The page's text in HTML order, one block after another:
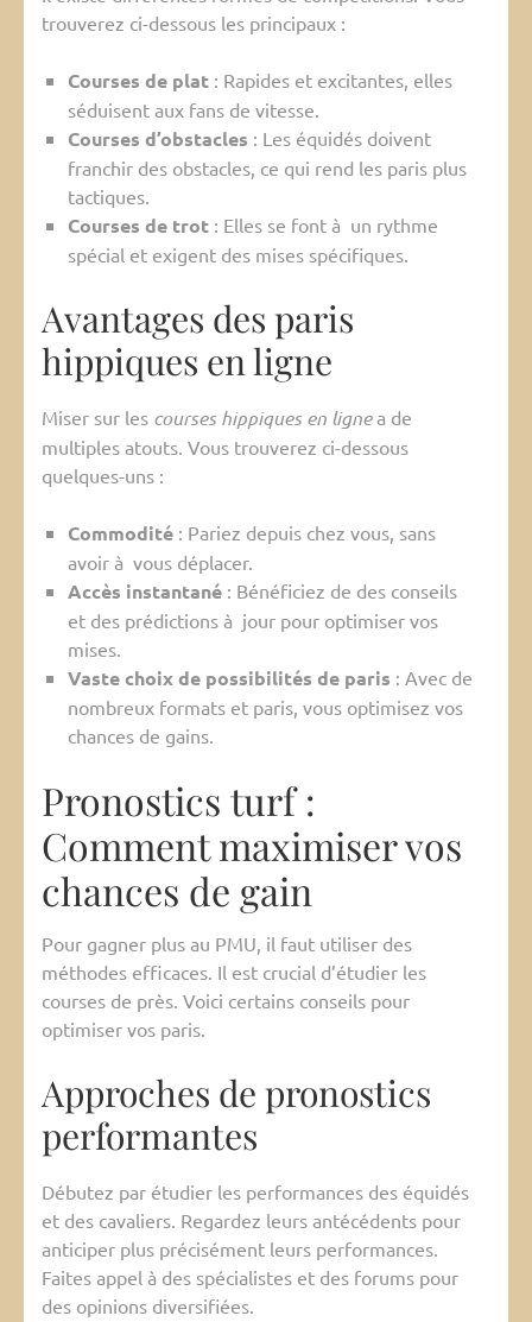
trouverez ci-dessous les principaux :
Courses de plat : Rapides et excitantes, elles
séduisent aux fans de vitesse.
Courses d’obstacles : Les équidés doivent
franchir des obstacles, ce qui rend les paris plus
tactiques.
Courses de trot : Elles se font à un rythme
spécial et exigent des mises spécifiques.
Avantages des paris
hippiques en ligne
Miser sur les courses hippiques en lignea de
multiples atouts. Vous trouverez ci-dessous
quelques-uns :
Commodité : Pariez depuis chez vous, sans
avoir à vous déplacer.
Accès instantané : Bénéficiez de des conseils
et des prédictions à jour pour optimiser vos
mises.
Vaste choix de possibilités de paris : Avec de
nombreux formats et paris, vous optimisez vos
chances de gains.
Pronostics turf :
Comment maximiser vos
chances de gain
Pour gagner plus au PMU, il faut utiliser des
méthodes efficaces. Il est crucial d’étudier les
courses de près. Voici certains conseils pour
optimiser vos paris.
Approches de pronostics
performantes
Débutez par étudier les performances des équidés
et des cavaliers. Regardez leurs antécédents pour
anticiper plus précisément leurs performances.
Faites appel à des spécialistes et des forums pour
des opinions diversifiées.